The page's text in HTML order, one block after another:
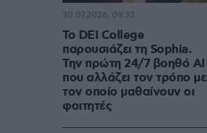
Το DEI College
παρουσιάζει τη Sophia.
Την πρώτη 24/7 βοηθό AI
που αλλάζει τον τρόπο με
τον οποίο μαθαίνουν οι
φοιτητές
30.07.2026, 09:33